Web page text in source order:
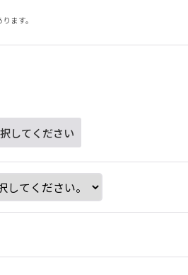
ます。
してください